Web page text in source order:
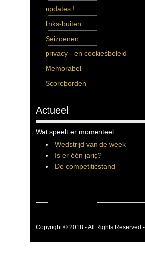
updates !
links-buiten
Seizoenen
privacy - en cookiesbeleid
Memorabel
Scoreborden
Actueel
Wat speelt er momenteel
Wedstrijd van de week
Is er één jarig?
De competitiestand
Copyright © 2018 - All Rights Reserved -